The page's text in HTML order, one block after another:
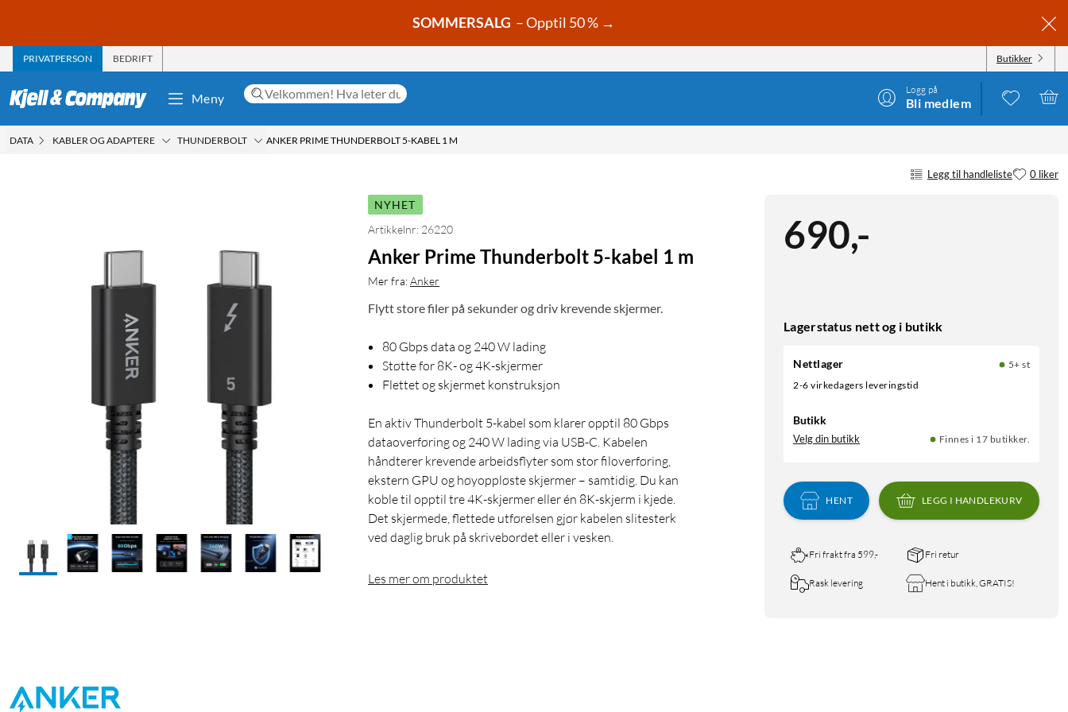
SOMMERSALG – Opptil 50 % →
PRIVATPERSON BEDRIFT Butikker
Meny
Logg på
Bli medlem
DATA KABLER OG ADAPTERE THUNDERBOLT ANKER PRIME THUNDERBOLT 5-KABEL 1 M
Legg til handleliste 0 liker
690,-
Lagerstatus nett og i butikk
Nettlager
5+ st
2-6 virkedagers leveringstid
Butikk
Velg din butikk Finnes i 17 butikker.
HENT LEGG I HANDLEKURV
Fri frakt fra 599,- Fri retur
Rask levering Hent i butikk, GRATIS!
NYHET
Artikkelnr: 26220
Anker Prime Thunderbolt 5-kabel 1 m
Mer fra:Anker
Flytt store filer på sekunder og driv krevende skjermer.
80 Gbps data og 240 W lading
Støtte for 8K- og 4K-skjermer
Flettet og skjermet konstruksjon
En aktiv Thunderbolt 5-kabel som klarer opptil 80 Gbps
dataoverføring og 240 W lading via USB-C. Kabelen
håndterer krevende arbeidsflyter som stor filoverføring,
ekstern GPU og høyoppløste skjermer – samtidig. Du kan
koble til opptil tre 4K-skjermer eller én 8K-skjerm i kjede.
Det skjermede, flettede utførelsen gjør kabelen slitesterk
ved daglig bruk på skrivebordet eller i vesken.
Les mer om produktet